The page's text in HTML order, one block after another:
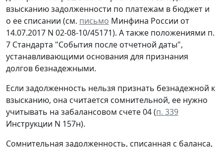
взысканию задолженности по платежам в бюджет и
о ее списании (см. письмо Минфина России от
14.07.2017 N 02-08-10/45171). А также положениями п.
7 Стандарта "События после отчетной даты",
устанавливающими основания для признания
долгов безнадежными.
Если задолженность нельзя признать безнадежной к
взысканию, она считается сомнительной, ее нужно
учитывать на забалансовом счете 04 (п. 339
Инструкции N 157н).
Сомнительная задолженность, списанная с баланса,